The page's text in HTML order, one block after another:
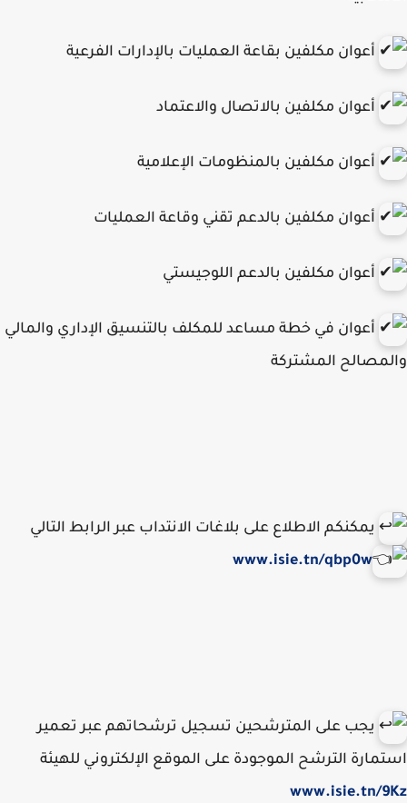
أعوان مكلفين بقاعة العمليات بالإدارات الفرعية
أعوان مكلفين بالاتصال والاعتماد
أعوان مكلفين بالمنظومات الإعلامية
أعوان مكلفين بالدعم تقني وقاعة العمليات
أعوان مكلفين بالدعم اللوجيستي
أعوان في خطة مساعد للمكلف بالتنسيق الإداري والمالي
المشتركة
يمكنكم الاطلاع على بلاغات الانتداب عبر الرابط التالي
www.isie.tn/qbp0w
يجب على المترشحين تسجيل ترشحاتهم عبر تعمير
الترشح الموجودة على الموقع الإلكتروني للهيئة
www.isie.tn/